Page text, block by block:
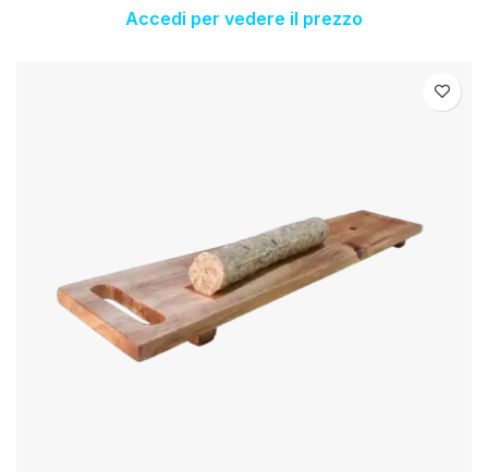
Accedi per vedere il prezzo